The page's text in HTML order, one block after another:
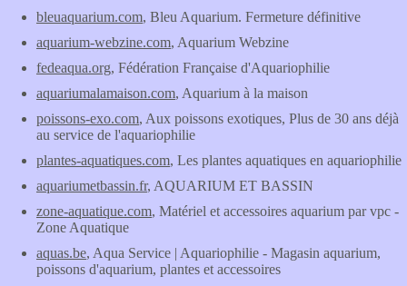
bleuaquarium.com, Bleu Aquarium. Fermeture définitive
aquarium-webzine.com, Aquarium Webzine
fedeaqua.org, Fédération Française d'Aquariophilie
aquariumalamaison.com, Aquarium à la maison
poissons-exo.com, Aux poissons exotiques, Plus de 30 ans déjà
au service de l'aquariophilie
plantes-aquatiques.com, Les plantes aquatiques en aquariophilie
aquariumetbassin.fr, AQUARIUM ET BASSIN
zone-aquatique.com, Matériel et accessoires aquarium par vpc -
Zone Aquatique
aquas.be, Aqua Service | Aquariophilie - Magasin aquarium,
poissons d'aquarium, plantes et accessoires